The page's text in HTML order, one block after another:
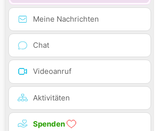
Meine Nachrichten
Chat
Videoanruf
Aktivitäten
Spenden